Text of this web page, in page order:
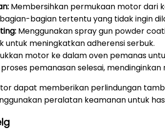
Membersihkan permukaan motor dari
bagian tertentu yang tidak ingin
Menggunakan spray gun powder
meningkatkan adherensi serbuk.
motor ke dalam oven pemanas
pemanasan selesai,
dapat memberikan perlindungan
peralatan keamanan untuk